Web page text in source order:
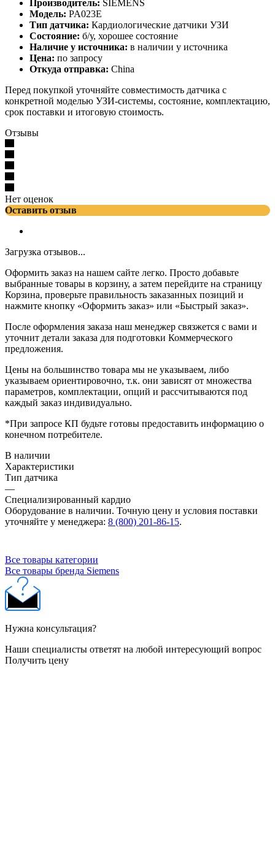
Производитель: SIEMENS
Модель: PA023E
Тип датчика: Кардиологические датчики УЗИ
Состояние: б/у, хорошее состояние
Наличие у источника: в наличии у источника
Цена: по запросу
Откуда отправка: China
Перед покупкой уточняйте совместимость датчика с
конкретной моделью УЗИ-системы, состояние, комплектацию,
срок поставки и итоговую стоимость.
Отзывы
Нет оценок
Оставить отзыв
Загрузка отзывов...
Оформить заказ на нашем сайте легко. Просто добавьте
выбранные товары в корзину, а затем перейдите на страницу
Корзина, проверьте правильность заказанных позиций и
нажмите кнопку «Оформить заказ» или «Быстрый заказ».
После оформления заказа наш менеджер связжется с вами и
уточнит детали заказа для подготовки Коммерческого
предложения.
Цены на большинство товара мы не указываем, либо
указываем ориентировочно, т.к. они зависят от множества
параметров, комплектации, опций и рассчитываются под
каждый заказ индивидуально.
*При запросе КП будьте готовы предоставить информацию о
конечном потребителе.
В наличии
Характеристики
Тип датчика
—
Специализированный кардио
Оборудование в наличии. Точную цену и условия поставки
уточняйте у менеджера: 8 (800) 201-86-15.
Все товары категории
Все товары бренда Siemens
Нужна консультация?
Наши специалисты ответят на любой интересующий вопрос
Получить цену